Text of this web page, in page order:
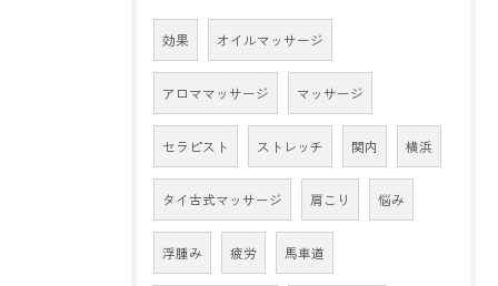
効果 オイルマッサージ
アロママッサージ マッサージ
セラピスト ストレッチ 関内 横浜
タイ古式マッサージ 肩こり 悩み
浮腫み 疲労 馬車道